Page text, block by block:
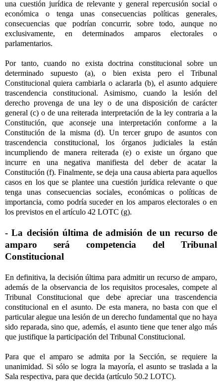
una cuestión jurídica de relevante y general repercusión social o
económica o tenga unas consecuencias políticas generales,
consecuencias que podrían concurrir, sobre todo, aunque no
exclusivamente, en determinados amparos electorales o
parlamentarios.
Por tanto, cuando no exista doctrina constitucional sobre un
determinado supuesto (a), o bien exista pero el Tribunal
Constitucional quiera cambiarla o aclararla (b), el asunto adquiere
trascendencia constitucional. Asimismo, cuando la lesión del
derecho provenga de una ley o de una disposición de carácter
general (c) o de una reiterada interpretación de la ley contraria a la
Constitución, que aconseje una interpretación conforme a la
Constitución de la misma (d). Un tercer grupo de asuntos con
trascendencia constitucional, los órganos judiciales la están
incumpliendo de manera reiterada (e) o existe un órgano que
incurre en una negativa manifiesta del deber de acatar la
Constitución (f). Finalmente, se deja una causa abierta para aquellos
casos en los que se plantee una cuestión jurídica relevante o que
tenga unas consecuencias sociales, económicas o políticas de
importancia, como podría suceder en los amparos electorales o en
los previstos en el artículo 42 LOTC (g).
- La decisión última de admisión de un recurso de
amparo será competencia del Tribunal
Constitucional
En definitiva, la decisión última para admitir un recurso de amparo,
además de la observancia de los requisitos procesales, compete al
Tribunal Constitucional que debe apreciar una trascendencia
constitucional en el asunto. De esta manera, no basta con que el
particular alegue una lesión de un derecho fundamental que no haya
sido reparada, sino que, además, el asunto tiene que tener algo más
que justifique la participación del Tribunal Constitucional.
Para que el amparo se admita por la Sección, se requiere la
unanimidad. Si sólo se logra la mayoría, el asunto se traslada a la
Sala respectiva, para que decida (artículo 50.2 LOTC).